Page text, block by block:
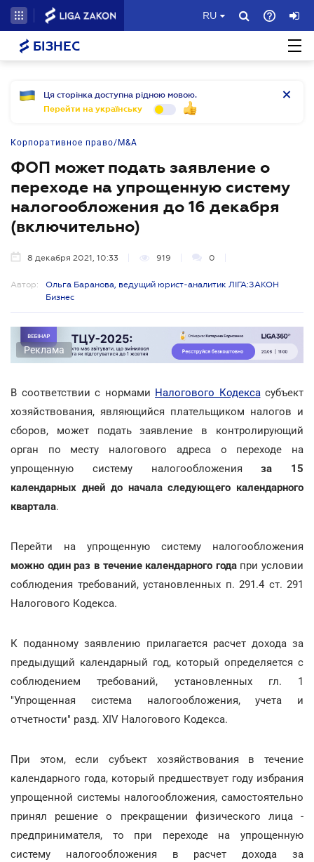
RU
БІЗНЕС
Ця сторінка доступна рідною мовою.
Перейти на українську
Корпоративное право/M&A
ФОП может подать заявление о
переходе на упрощенную систему
налогообложения до 16 декабря
(включительно)
8 декабря 2021, 10:33 919 0
Автор:
Ольга Баранова, ведущий юрист-аналитик ЛІГА:ЗАКОН
Бизнес
Реклама
В соответствии с нормами Налогового Кодексасубъект
хозяйствования, являющийся плательщиком налогов и
сборов, может подать заявление в контролирующий
орган по месту налогового адреса о переходе на
упрощенную систему налогообложенияза 15
календарных дней до начала следующего календарного
квартала.
Перейти на упрощенную систему налогообложения
можно один раз в течение календарного годапри условии
соблюдения требований, установленных п. 291.4 ст. 291
Налогового Кодекса.
К поданному заявлению прилагается расчет дохода за
предыдущий календарный год, который определяется с
соблюдением требований, установленных гл. 1
"Упрощенная система налогообложения, учета и
отчетности" разд. XIV Налогового Кодекса.
При этом, если субъект хозяйствования в течение
календарного года, который предшествует году избрания
упрощенной системы налогообложения, самостоятельно
принял решение о прекращении физического лица -
предпринимателя, то при переходе на упрощенную
систему налогообложения в расчет дохода за